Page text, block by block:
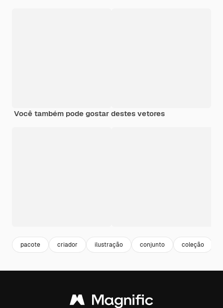
Você também pode gostar destes vetores
pacote criador ilustração conjunto coleção